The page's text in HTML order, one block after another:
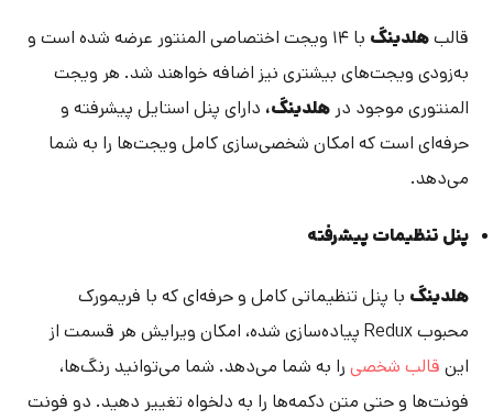
قالبهلدینگ
با ۱۴ ویجت اختصاصی المنتور عرضه شده است و
به‌زودی ویجت‌های بیشتری نیز اضافه خواهند شد. هر ویجت
المنتوری موجود درهلدینگ، دارای پنل استایل پیشرفته و
حرفه‌ای است که امکان شخصی‌سازی کامل ویجت‌ها را به شما
می‌دهد.
پنل تنظیمات پیشرفته
هلدینگ با پنل تنظیماتی کامل و حرفه‌ای که با فریمورک
محبوب Redux پیاده‌سازی شده، امکان ویرایش هر قسمت از
این قالب شخصی را به شما می‌دهد. شما می‌توانید رنگ‌ها،
فونت‌ها و حتی متن دکمه‌ها را به دلخواه تغییر دهید. دو فونت